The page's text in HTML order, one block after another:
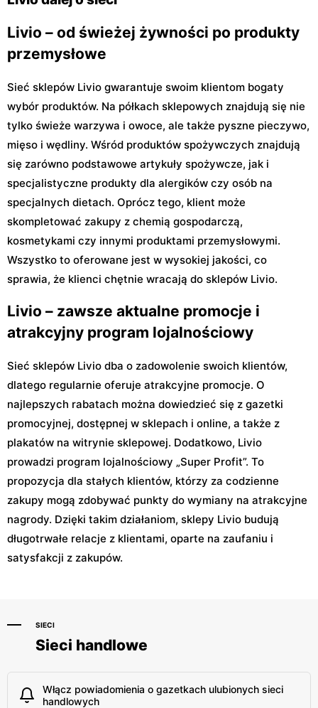
Livio – od świeżej żywności po produkty
przemysłowe
Sieć sklepów Livio gwarantuje swoim klientom bogaty
wybór produktów. Na półkach sklepowych znajdują się nie
tylko świeże warzywa i owoce, ale także pyszne pieczywo,
mięso i wędliny. Wśród produktów spożywczych znajdują
się zarówno podstawowe artykuły spożywcze, jak i
specjalistyczne produkty dla alergików czy osób na
specjalnych dietach. Oprócz tego, klient może
skompletować zakupy z chemią gospodarczą,
kosmetykami czy innymi produktami przemysłowymi.
Wszystko to oferowane jest w wysokiej jakości, co
sprawia, że klienci chętnie wracają do sklepów Livio.
Livio – zawsze aktualne promocje i
atrakcyjny program lojalnościowy
Sieć sklepów Livio dba o zadowolenie swoich klientów,
dlatego regularnie oferuje atrakcyjne promocje. O
najlepszych rabatach można dowiedzieć się z gazetki
promocyjnej, dostępnej w sklepach i online, a także z
plakatów na witrynie sklepowej. Dodatkowo, Livio
prowadzi program lojalnościowy „Super Profit”. To
propozycja dla stałych klientów, którzy za codzienne
zakupy mogą zdobywać punkty do wymiany na atrakcyjne
nagrody. Dzięki takim działaniom, sklepy Livio budują
długotrwałe relacje z klientami, oparte na zaufaniu i
satysfakcji z zakupów.
SIECI
Sieci handlowe
Włącz powiadomienia o gazetkach ulubionych sieci
handlowych